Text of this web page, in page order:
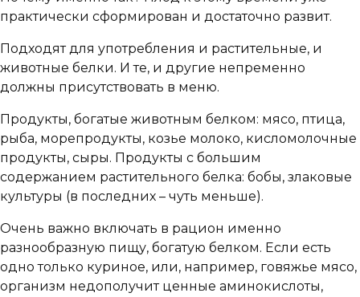
практически сформирован и достаточно развит.
Подходят для употребления и растительные, и
животные белки. И те, и другие непременно
должны присутствовать в меню.
Продукты, богатые животным белком: мясо, птица,
рыба, морепродукты, козье молоко, кисломолочные
продукты, сыры. Продукты с большим
содержанием растительного белка: бобы, злаковые
культуры (в последних – чуть меньше).
Очень важно включать в рацион именно
разнообразную пищу, богатую белком. Если есть
одно только куриное, или, например, говяжье мясо,
организм недополучит ценные аминокислоты,